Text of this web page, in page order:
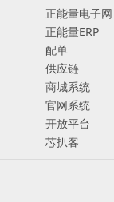
正能量电子网
正能量ERP
配单
供应链
商城系统
官网系统
开放平台
芯扒客